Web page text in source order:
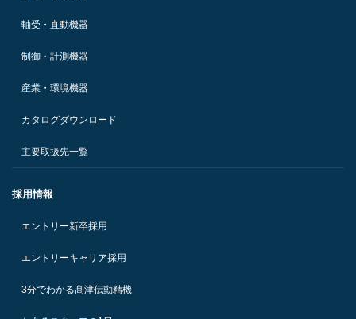
軸受・直動機器
制御・計測機器
産業・環境機器
カタログダウンロード
主要取扱先一覧
採用情報
エントリー新卒採用
エントリーキャリア採用
3分でわかる髙津伝動精機